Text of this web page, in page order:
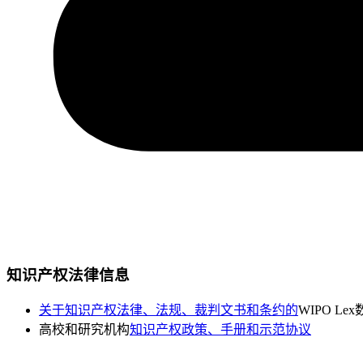
知识产权法律信息
关于知识产权法律、法规、裁判文书和条约的WIPO Lex
高校和研究机构知识产权政策、手册和示范协议